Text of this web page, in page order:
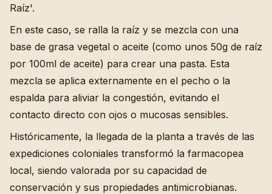
Raíz'.
En este caso, se ralla la raíz y se mezcla con una
base de grasa vegetal o aceite (como unos 50g de raíz
por 100ml de aceite) para crear una pasta. Esta
mezcla se aplica externamente en el pecho o la
espalda para aliviar la congestión, evitando el
contacto directo con ojos o mucosas sensibles.
Históricamente, la llegada de la planta a través de las
expediciones coloniales transformó la farmacopea
local, siendo valorada por su capacidad de
conservación y sus propiedades antimicrobianas.